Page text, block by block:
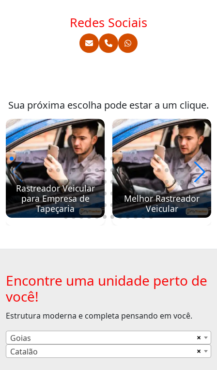
Redes Sociais
Sua próxima escolha pode estar a um clique.
Rastreador Veicular
para Empresa de
Tapeçaria
Melhor Rastreador
Veicular
Encontre uma unidade perto de
você!
Estrutura moderna e completa pensando em você.
×
Goias
×
Catalão